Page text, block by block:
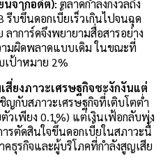
นจากอดีต): ตลาดกำลังกังวลถึง
รีบขึ้นดอกเบี้ยเร็วเกินไปจนฉุด
ลาการ์ดจึงพยายามสื่อสารอย่าง
ามผิดพลาดแบบเดิม ในขณะที่
เป้าหมาย 2%
ยงภาวะเศรษฐกิจชะงักงันแต่
ญกับสภาวะเศรษฐกิจที่เติบโตต่ำ
วเพียง 0.1%) แต่เงินเฟ้อกลับพุ่ง
รตัดสินใจขึ้นดอกเบี้ยในสภาวะนี้
คธุรกิจและผู้บริโภคที่กำลังสูญเสีย